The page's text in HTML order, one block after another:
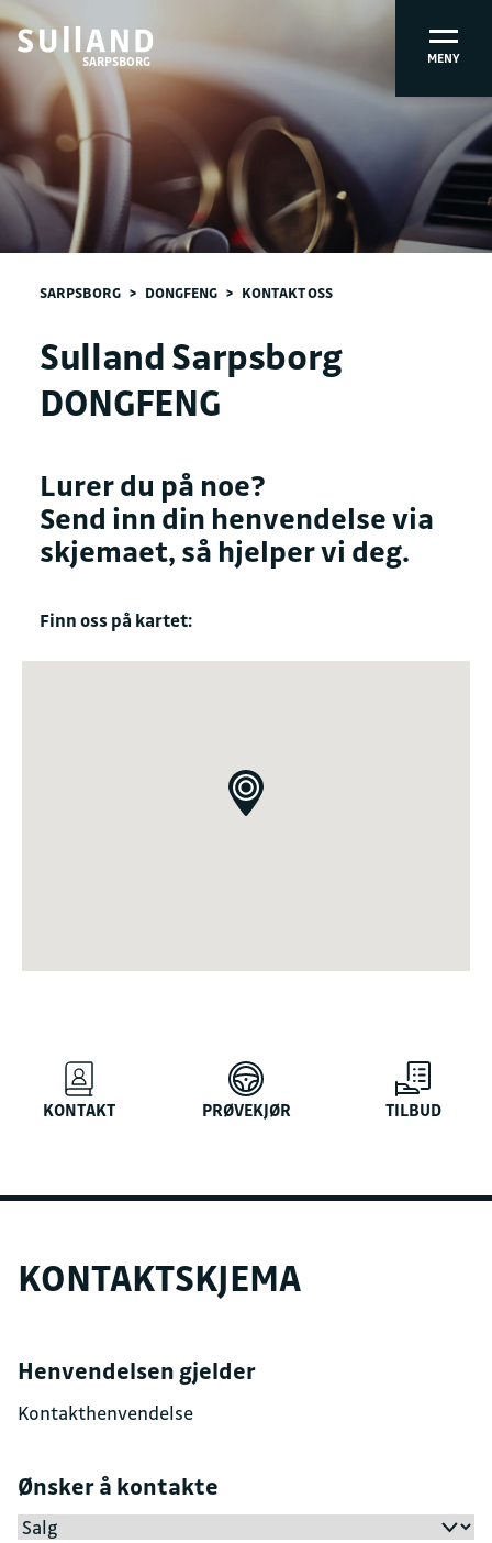
SARPSBORG MENY
SARPSBORG > DONGFENG > KONTAKT OSS
Sulland Sarpsborg
DONGFENG
Lurer du på noe?
Send inn din henvendelse via
skjemaet, så hjelper vi deg.
Finn oss på kartet:
KONTAKT PRØVEKJØR TILBUD
KONTAKTSKJEMA
Henvendelsen gjelder
Ønsker å kontakte